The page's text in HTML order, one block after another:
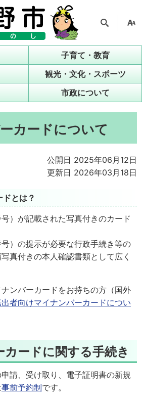
ル
子育て・教育
観光・文化・スポーツ
市政について
カードについて
公開日 2025年06月12日
更新日 2026年03月18日
とは？
）が記載された写真付きのカード
）の提示が必要な行政手続き等の
真付きの本人確認書類として広く
ンバーカードをお持ちの方（国外
者向けマイナンバーカードについ
ードに関する手続き
請、受け取り、電子証明書の新規
事前予約制です。